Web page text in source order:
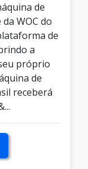
de
WOC do
de
a
próprio
de
receberá